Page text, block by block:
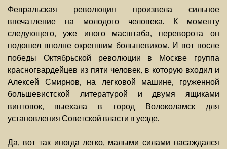
Февральская революция произвела сильное
впечатление на молодого человека. К моменту
следующего, уже иного масштаба, переворота он
подошел вполне окрепшим большевиком. И вот после
победы Октябрьской революции в Москве группа
красногвардейцев из пяти человек, в которую входил и
Алексей Смирнов, на легковой машине, груженной
большевистской литературой и двумя ящиками
винтовок, выехала в город Волоколамск для
установления Советской власти в уезде.
Да, вот так иногда легко, малыми силами насаждался